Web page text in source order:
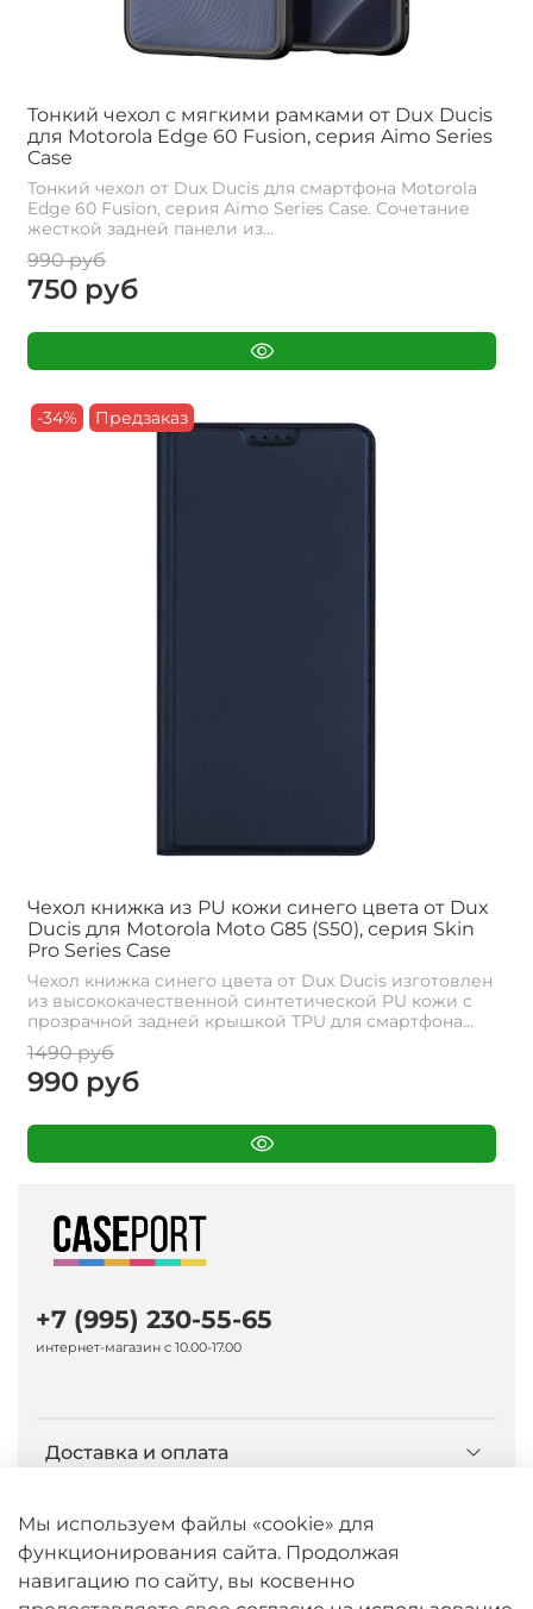
Тонкий чехол с мягкими рамками от Dux Ducis
для Motorola Edge 60 Fusion, серия Aimo Series
Case
Тонкий чехол от Dux Ducis для смартфона Motorola
Edge 60 Fusion, серия Aimo Series Case. Сочетание
жесткой задней панели из...
990 руб
750 руб
-34% Предзаказ
Чехол книжка из PU кожи синего цвета от Dux
Ducis для Motorola Moto G85 (S50), серия Skin
Pro Series Case
Чехол книжка синего цвета от Dux Ducis изготовлен
из высококачественной синтетической PU кожи с
прозрачной задней крышкой TPU для смартфона...
1490 руб
990 руб
Доставка и оплата
О компании Caseport
Бренд Nillkin
+7 (995) 230-55-65
интернет-магазин с 10.00-17.00
Мы используем файлы «cookie» для
функционирования сайта. Продолжая
навигацию по сайту, вы косвенно